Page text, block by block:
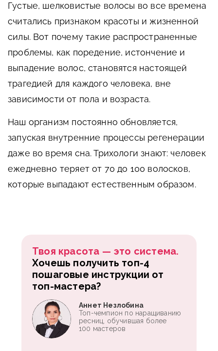
Густые, шелковистые волосы во все времена
считались признаком красоты и жизненной
силы. Вот почему такие распространенные
проблемы, как поредение, истончение и
выпадение волос, становятся настоящей
трагедией для каждого человека, вне
зависимости от пола и возраста.
Наш организм постоянно обновляется,
запуская внутренние процессы регенерации
даже во время сна. Трихологи знают: человек
ежедневно теряет от 70 до 100 волосков,
которые выпадают естественным образом.
Твоя красота — это система.
Хочешь получить топ-4
пошаговые инструкции от
топ-мастера?
Аннет Незлобина
Топ-чемпион по наращиванию
ресниц, обучившая более
100 мастеров